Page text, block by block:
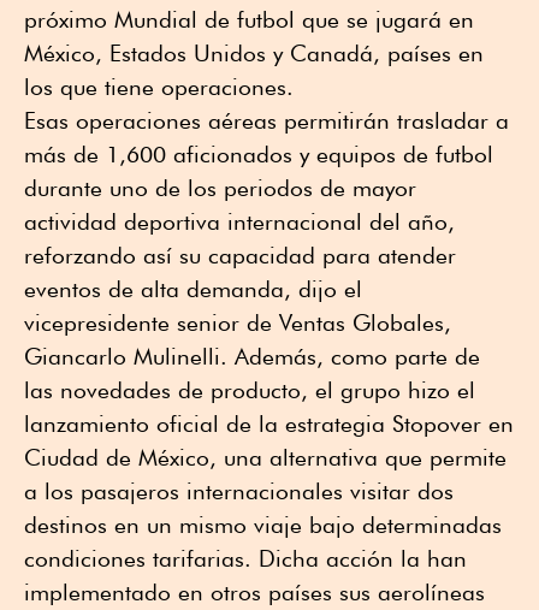
próximo Mundial de futbol que se jugará en
México, Estados Unidos y Canadá, países en
los que tiene operaciones.
Esas operaciones aéreas permitirán trasladar a
más de 1,600 aficionados y equipos de futbol
durante uno de los periodos de mayor
actividad deportiva internacional del año,
reforzando así su capacidad para atender
eventos de alta demanda, dijo el
vicepresidente senior de Ventas Globales,
Giancarlo Mulinelli. Además, como parte de
las novedades de producto, el grupo hizo el
lanzamiento oficial de la estrategia Stopover en
Ciudad de México, una alternativa que permite
a los pasajeros internacionales visitar dos
destinos en un mismo viaje bajo determinadas
condiciones tarifarias. Dicha acción la han
implementado en otros países sus aerolíneas